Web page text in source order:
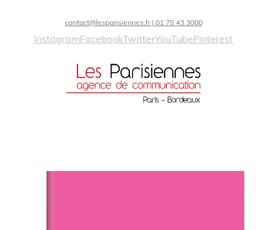
contact@lesparisiennes.fr | 01 75 43 3000
InstagramFacebookTwitterYouTubePinterest